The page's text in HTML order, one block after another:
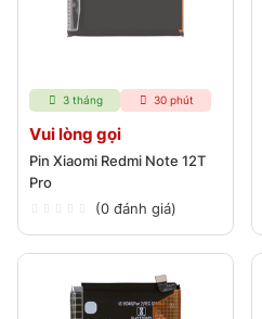
3 tháng 30 phút
Vui lòng gọi
Pin Xiaomi Redmi Note 12T
Pro
(0 đánh giá)